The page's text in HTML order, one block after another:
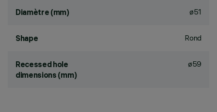
Diamètre (mm) ø51
Shape Rond
Recessed hole
dimensions (mm)
ø59